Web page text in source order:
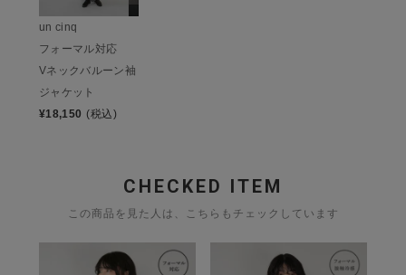
un cinq
フォーマル対応
Vネックバルーン袖
ジャケット
¥18,150 (税込)
CHECKED ITEM
この商品を見た人は、こちらもチェックしています